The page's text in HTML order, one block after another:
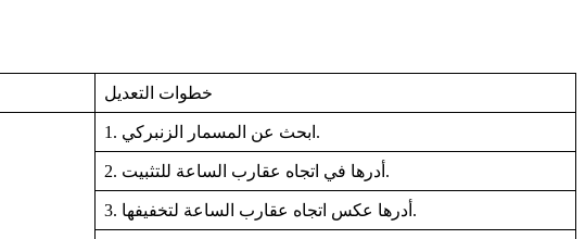
خطوات التعديل
1. ابحث عن المسمار الزنبركي.
2. أدرها في اتجاه عقارب الساعة للتثبيت.
3. أدرها عكس اتجاه عقارب الساعة لتخفيفها.